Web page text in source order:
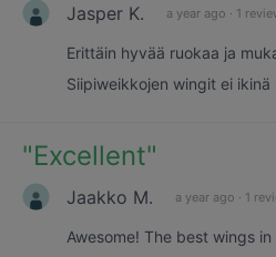
Jasper K. a year ago · 1
Erittäin hyvää ruokaa ja
Siipiweikkojen wingit ei ikinä
"Excellent"
Jaakko M. a year ago · 1
Awesome! The best wings